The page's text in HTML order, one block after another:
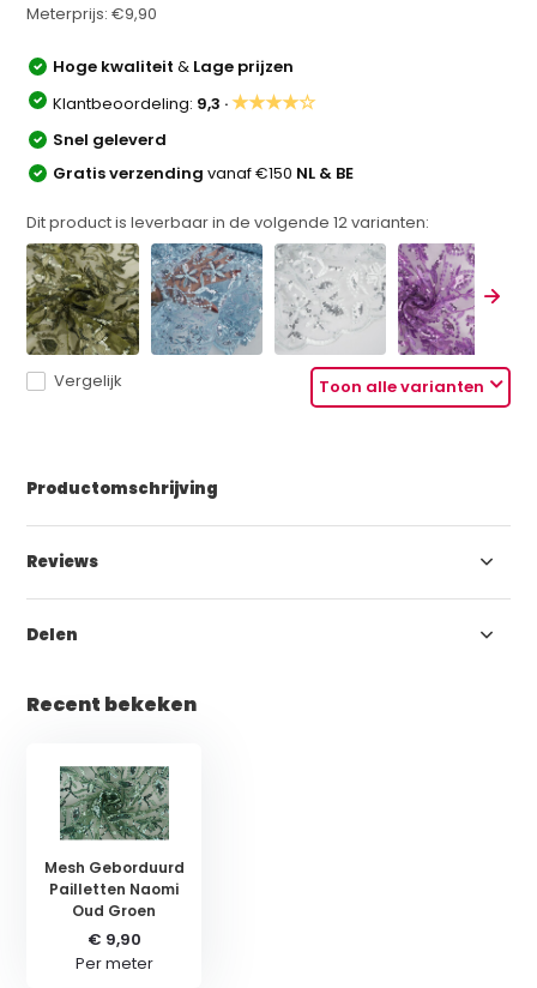
Meterprijs:€9,90
Hoge kwaliteit& Lage prijzen
Klantbeoordeling: 9,3 ·★★★★☆
Snel geleverd
Gratis verzendingvanaf €150 NL & BE
Dit product is leverbaar in de volgende12varianten:
Toon alle varianten
Vergelijk
Productomschrijving
Reviews
Delen
Recent bekeken
Mesh Geborduurd
Pailletten Naomi
Oud Groen
€ 9,90
Per meter